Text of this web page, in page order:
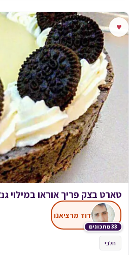
♥
טארט בצק פריך אוראו במילוי
33 מתכונים
דוד מרציאנו
חלבי